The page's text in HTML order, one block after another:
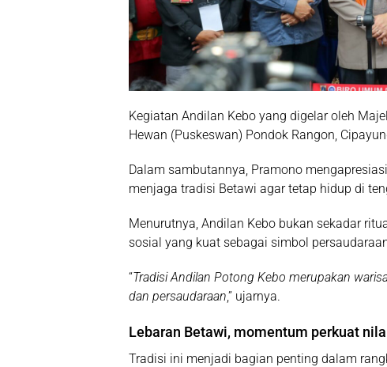
Kegiatan Andilan Kebo yang digelar oleh
Hewan (Puskeswan) Pondok Rangon,
Dalam sambutannya, Pramono
menjaga tradisi Betawi agar tetap hidup di
Menurutnya, Andilan Kebo bukan sekadar
sosial yang kuat sebagai simbol
“Tradisi Andilan Potong Kebo merupakan
dan persaudaraan,” ujarnya.
Lebaran Betawi, momentum perkuat
Tradisi ini menjadi bagian penting dalam